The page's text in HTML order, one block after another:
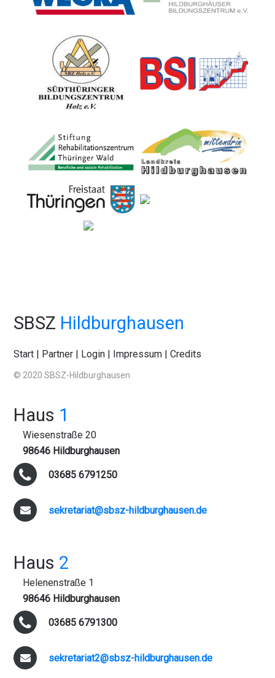
SBSZ Hildburghausen
Start Partner Login Impressum |Credits
© 2020 SBSZ-Hildburghausen
Haus 1
Wiesenstraße 20
98646 Hildburghausen
03685 6791250
sekretariat@sbsz-hildburghausen.de
Haus 2
Helenenstraße 1
98646 Hildburghausen
03685 6791300
sekretariat2@sbsz-hildburghausen.de